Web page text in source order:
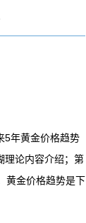
5年黄金价格趋势
理论内容介绍；第
黄金价格趋势是下